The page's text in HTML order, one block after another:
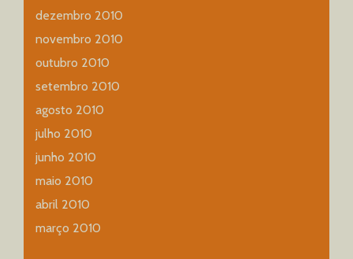
dezembro 2010
novembro 2010
outubro 2010
setembro 2010
agosto 2010
julho 2010
junho 2010
maio 2010
abril 2010
março 2010